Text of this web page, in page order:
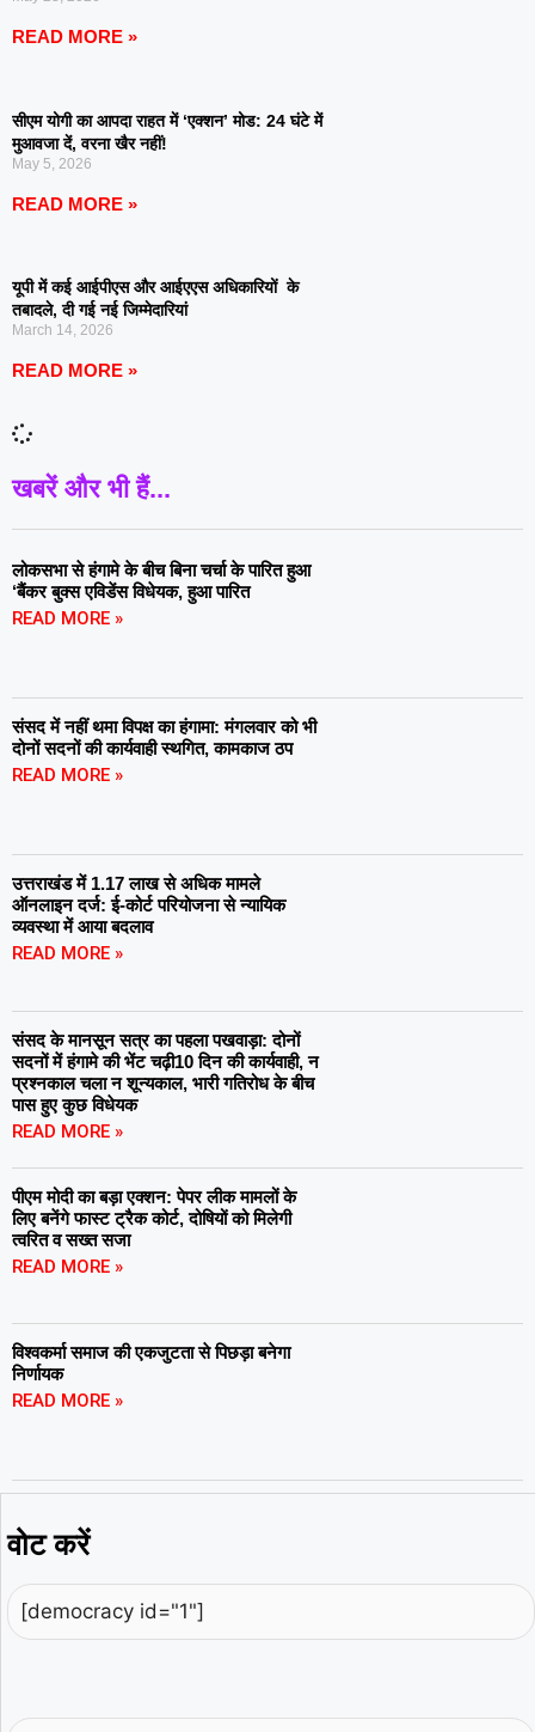
READ MORE »
सीएम योगी का आपदा राहत में ‘एक्शन’ मोड: 24 घंटे में
मुआवजा दें, वरना खैर नहीं!
May 5, 2026
READ MORE »
यूपी में कई आईपीएस और आईएएस अधिकारियों के
तबादले, दी गई नई जिम्मेदारियां
March 14, 2026
READ MORE »
खबरें और भी हैं...
लोकसभा से हंगामे के बीच बिना चर्चा के पारित हुआ
‘बैंकर बुक्स एविडेंस विधेयक, हुआ पारित
READ MORE »
संसद में नहीं थमा विपक्ष का हंगामा: मंगलवार को भी
दोनों सदनों की कार्यवाही स्थगित, कामकाज ठप
READ MORE »
उत्तराखंड में 1.17 लाख से अधिक मामले
ऑनलाइन दर्ज: ई-कोर्ट परियोजना से न्यायिक
व्यवस्था में आया बदलाव
READ MORE »
संसद के मानसून सत्र का पहला पखवाड़ा: दोनों
सदनों में हंगामे की भेंट चढ़ी10 दिन की कार्यवाही, न
प्रश्नकाल चला न शून्यकाल, भारी गतिरोध के बीच
पास हुए कुछ विधेयक
READ MORE »
पीएम मोदी का बड़ा एक्शन: पेपर लीक मामलों के
लिए बनेंगे फास्ट ट्रैक कोर्ट, दोषियों को मिलेगी
त्वरित व सख्त सजा
READ MORE »
विश्वकर्मा समाज की एकजुटता से पिछड़ा बनेगा
निर्णायक
READ MORE »
वोट करें
[democracy id="1"]